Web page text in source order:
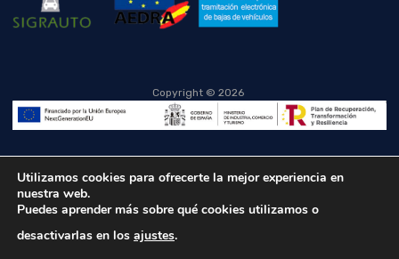
Copyright © 2026
Utilizamos cookies para ofrecerte la mejor experiencia en
nuestra web.
Puedes aprender más sobre qué cookies utilizamos o
desactivarlas en los ajustes.